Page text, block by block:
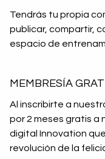
Tendrás tu propia
publicar, compartir,
espacio de
MEMBRESÍA
Al inscribirte a
por 2 meses gratis
digital Innovation
revolución de la